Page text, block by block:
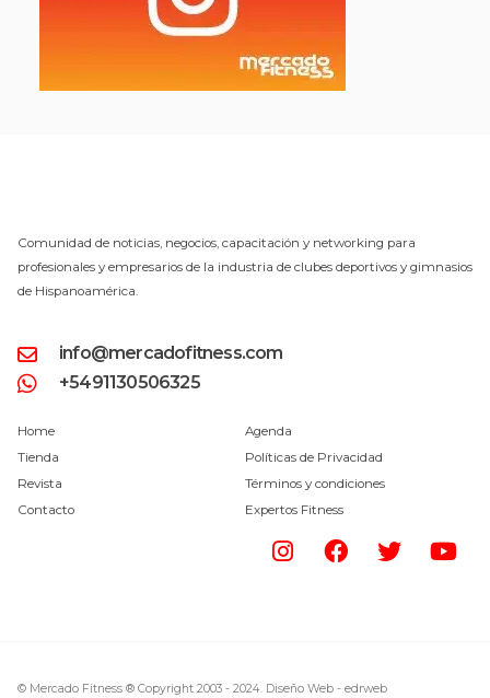
Comunidad de noticias, negocios, capacitación y networking para
profesionales y empresarios de la industria de clubes deportivos y gimnasios
de Hispanoamérica.
info@mercadofitness.com
+5491130506325
Home
Tienda
Revista
Contacto
Agenda
Políticas de Privacidad
Términos y condiciones
Expertos Fitness
© Mercado Fitness ® Copyright 2003 - 2024. Diseño Web - edrweb